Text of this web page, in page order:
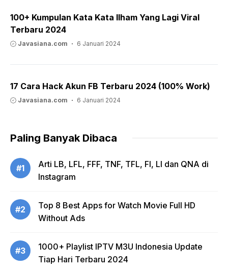
100+ Kumpulan Kata Kata Ilham Yang Lagi Viral
Terbaru 2024
Javasiana.com 6 Januari 2024
17 Cara Hack Akun FB Terbaru 2024 (100% Work)
Javasiana.com 6 Januari 2024
Paling Banyak Dibaca
#1
Arti LB, LFL, FFF, TNF, TFL, FI, LI dan QNA di
Instagram
#2
Top 8 Best Apps for Watch Movie Full HD
Without Ads
#3
1000+ Playlist IPTV M3U Indonesia Update
Tiap Hari Terbaru 2024